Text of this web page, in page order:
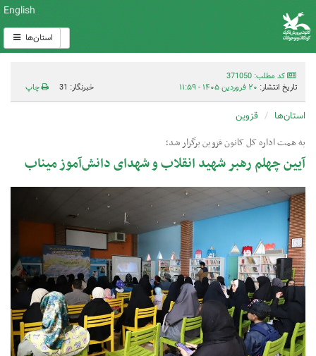
English
استان‌ها
کد مطلب: 371050
تاریخ انتشار: ۲۰ فروردین ۱۴۰۵ - ۱۱:۵۹ خبرنگار: 31 چاپ
استان‌ها قزوین
به همت اداره کل کانون قزوین برگزار شد؛
آیین چهلم رهبر شهید انقلاب و شهدای دانش‌آموز میناب